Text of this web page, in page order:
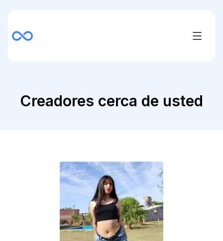
Creadores cerca de usted